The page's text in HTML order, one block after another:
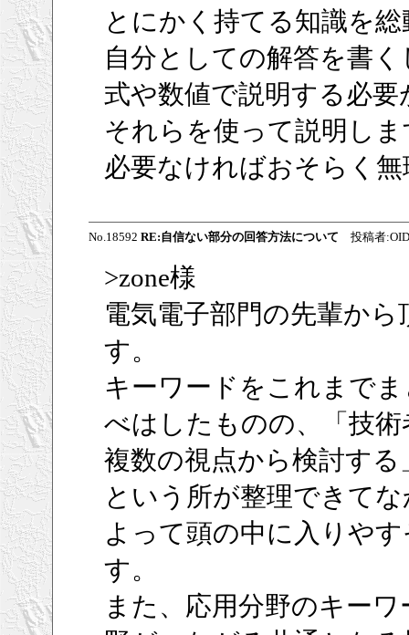
とにかく持てる知識を
自分としての解答を書
式や数値で説明する必
それらを使って説明し
必要なければおそらく
No.18592 RE:自信ない部分の回答方法について 投稿者
>zone様
電気電子部門の先輩か
す。
キーワードをこれまで
べはしたものの、「技
複数の視点から検討する
という所が整理できて
よって頭の中に入りや
す。
また、応用分野のキー